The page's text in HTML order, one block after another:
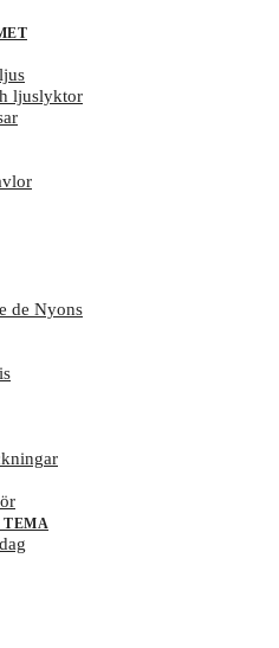
ljuslyktor
de Nyons
TEMA